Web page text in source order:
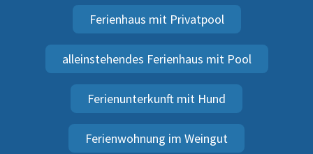
Ferienhaus mit Privatpool
alleinstehendes Ferienhaus mit Pool
Ferienunterkunft mit Hund
Ferienwohnung im Weingut